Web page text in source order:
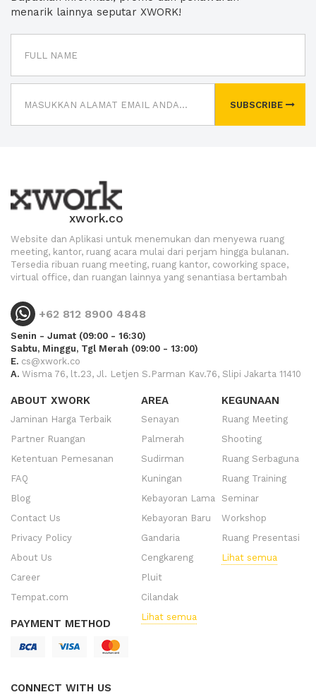
menarik lainnya seputar XWORK!
SUBSCRIBE
xwork.co
Website dan Aplikasi untuk menemukan dan menyewa ruang
meeting, kantor, ruang acara mulai dari perjam hingga bulanan.
Tersedia ribuan ruang meeting, ruang kantor, coworking space,
virtual office, dan ruangan lainnya yang senantiasa bertambah
+62 812 8900 4848
Senin - Jumat (09:00 - 16:30)
Sabtu, Minggu, Tgl Merah (09:00 - 13:00)
E. cs@xwork.co
A. Wisma 76, lt.23, Jl. Letjen S.Parman Kav.76, Slipi Jakarta 11410
ABOUT XWORK
Jaminan Harga Terbaik
Partner Ruangan
Ketentuan Pemesanan
FAQ
Blog
Contact Us
Privacy Policy
About Us
Career
Tempat.com
PAYMENT METHOD
CONNECT WITH US
AREA
Senayan
Palmerah
Sudirman
Kuningan
Kebayoran Lama
Kebayoran Baru
Gandaria
Cengkareng
Pluit
Cilandak
Lihat semua
KEGUNAAN
Ruang Meeting
Shooting
Ruang Serbaguna
Ruang Training
Seminar
Workshop
Ruang Presentasi
Lihat semua